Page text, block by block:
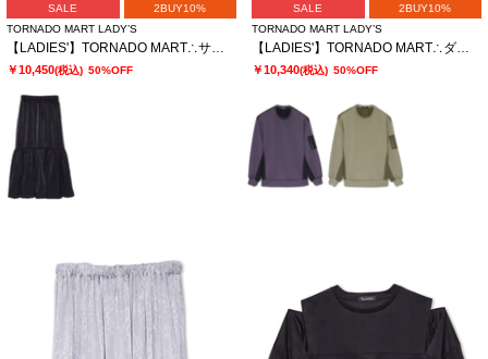
SALE
2BUY10%
TORNADO MART LADY’S
￥10,450(税込) 50%OFF
SALE
2BUY10%
TORNADO MART LADY’S
￥10,340(税込) 50%OFF